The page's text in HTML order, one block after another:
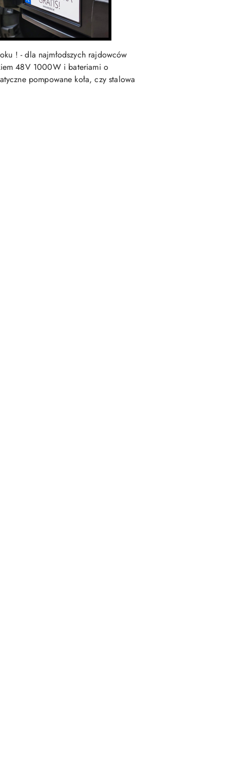
! - dla najmłodszych rajdowców
48V 1000W i bateriami o
pompowane koła, czy stalowa